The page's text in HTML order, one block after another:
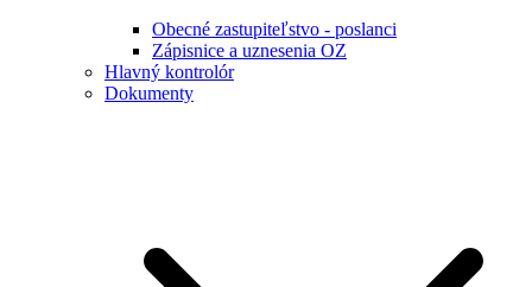
Obecné zastupiteľstvo - poslanci
Zápisnice a uznesenia OZ
Hlavný kontrolór
Dokumenty